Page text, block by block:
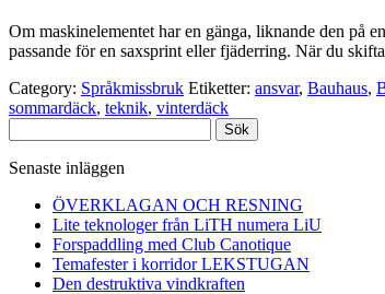
Om maskinelementet har en gänga, liknande den på
passande för en saxsprint eller fjäderring. När du
Category: Språkmissbruk Etiketter: ansvar, Bauhaus,
sommardäck, teknik, vinterdäck
efter:
Senaste inläggen
ÖVERKLAGAN OCH RESNING
Lite teknologer från LiTH numera LiU
Forspaddling med Club Canotique
Temafester i korridor LEKSTUGAN
Den destruktiva vindkraften